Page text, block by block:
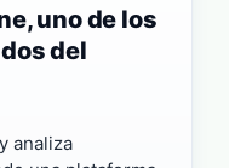
uno de los
del
analiza